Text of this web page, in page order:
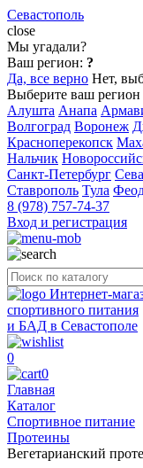
Севастополь
close
Мы угадали?
Ваш регион: ?
Да, все верно Нет,
Выберите ваш регион
Алушта Анапа
Волгоград Воронеж
Красноперекопск
Нальчик
Санкт-Петербург
Ставрополь Тула
8 (978) 757-74-37
Вход и регистрация
Интернет-
спортивного питания
и БАД в Севастополе
0
0
Главная
Каталог
Спортивное питание
Протеины
Вегетарианский